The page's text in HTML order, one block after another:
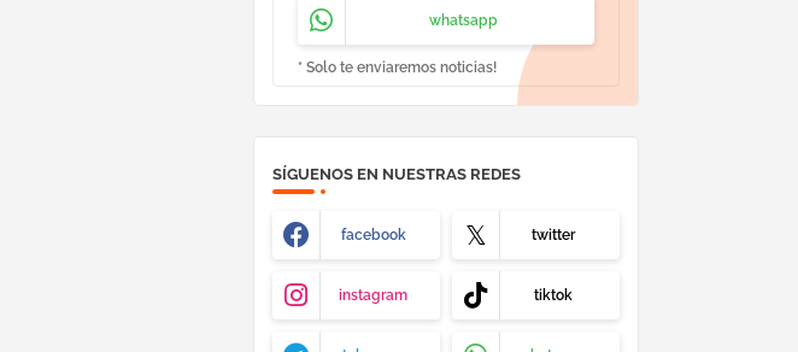
whatsapp
* Solo te enviaremos noticias!
SÍGUENOS EN NUESTRAS REDES
facebook twitter
instagram tiktok